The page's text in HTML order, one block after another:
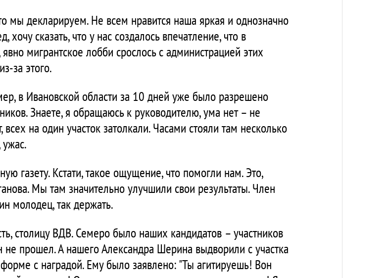
мы декларируем. Не всем нравится наша яркая и однозначно
хочу сказать, что у нас создалось впечатление, что в
мигрантское лобби срослось с администрацией этих
за этого.
в Ивановской области за 10 дней уже было разрешено
Знаете, я обращаюсь к руководителю, ума нет – не
на один участок затолкали. Часами стояли там несколько
ужас.
газету. Кстати, такое ощущение, что помогли нам. Это,
Мы там значительно улучшили свои результаты. Член
молодец, так держать.
столицу ВДВ. Семеро было наших кандидатов – участников
прошел. А нашего Александра Шерина выдворили с участка
с наградой. Ему было заявлено: "Ты агитируешь! Вон